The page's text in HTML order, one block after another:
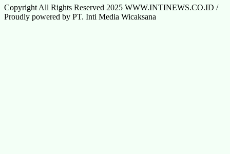
Copyright All Rights Reserved 2025 WWW.INTINEWS.CO.ID /
Proudly powered by PT. Inti Media Wicaksana